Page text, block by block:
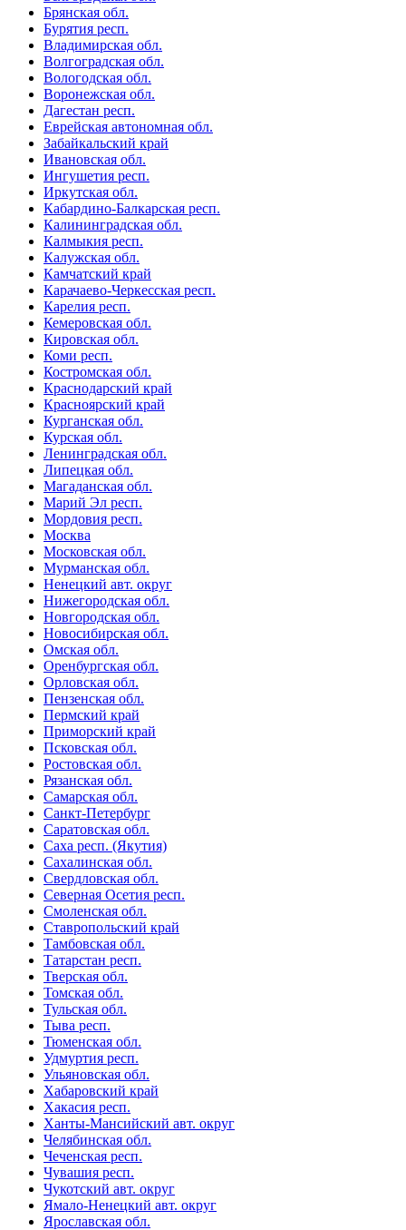
Брянская обл.
Бурятия респ.
Владимирская обл.
Волгоградская обл.
Вологодская обл.
Воронежская обл.
Дагестан респ.
Еврейская автономная обл.
Забайкальский край
Ивановская обл.
Ингушетия респ.
Иркутская обл.
Кабардино-Балкарская респ.
Калининградская обл.
Калмыкия респ.
Калужская обл.
Камчатский край
Карачаево-Черкесская респ.
Карелия респ.
Кемеровская обл.
Кировская обл.
Коми респ.
Костромская обл.
Краснодарский край
Красноярский край
Курганская обл.
Курская обл.
Ленинградская обл.
Липецкая обл.
Магаданская обл.
Марий Эл респ.
Мордовия респ.
Москва
Московская обл.
Мурманская обл.
Ненецкий авт. округ
Нижегородская обл.
Новгородская обл.
Новосибирская обл.
Омская обл.
Оренбургская обл.
Орловская обл.
Пензенская обл.
Пермский край
Приморский край
Псковская обл.
Ростовская обл.
Рязанская обл.
Самарская обл.
Санкт-Петербург
Саратовская обл.
Саха респ. (Якутия)
Сахалинская обл.
Свердловская обл.
Северная Осетия респ.
Смоленская обл.
Ставропольский край
Тамбовская обл.
Татарстан респ.
Тверская обл.
Томская обл.
Тульская обл.
Тыва респ.
Тюменская обл.
Удмуртия респ.
Ульяновская обл.
Хабаровский край
Хакасия респ.
Ханты-Мансийский авт. округ
Челябинская обл.
Чеченская респ.
Чувашия респ.
Чукотский авт. округ
Ямало-Ненецкий авт. округ
Ярославская обл.